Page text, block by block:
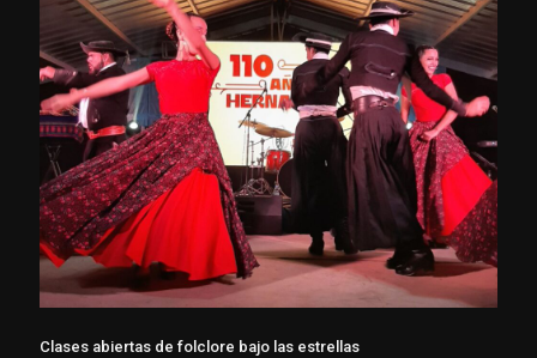
Clases abiertas de folclore bajo las estrellas